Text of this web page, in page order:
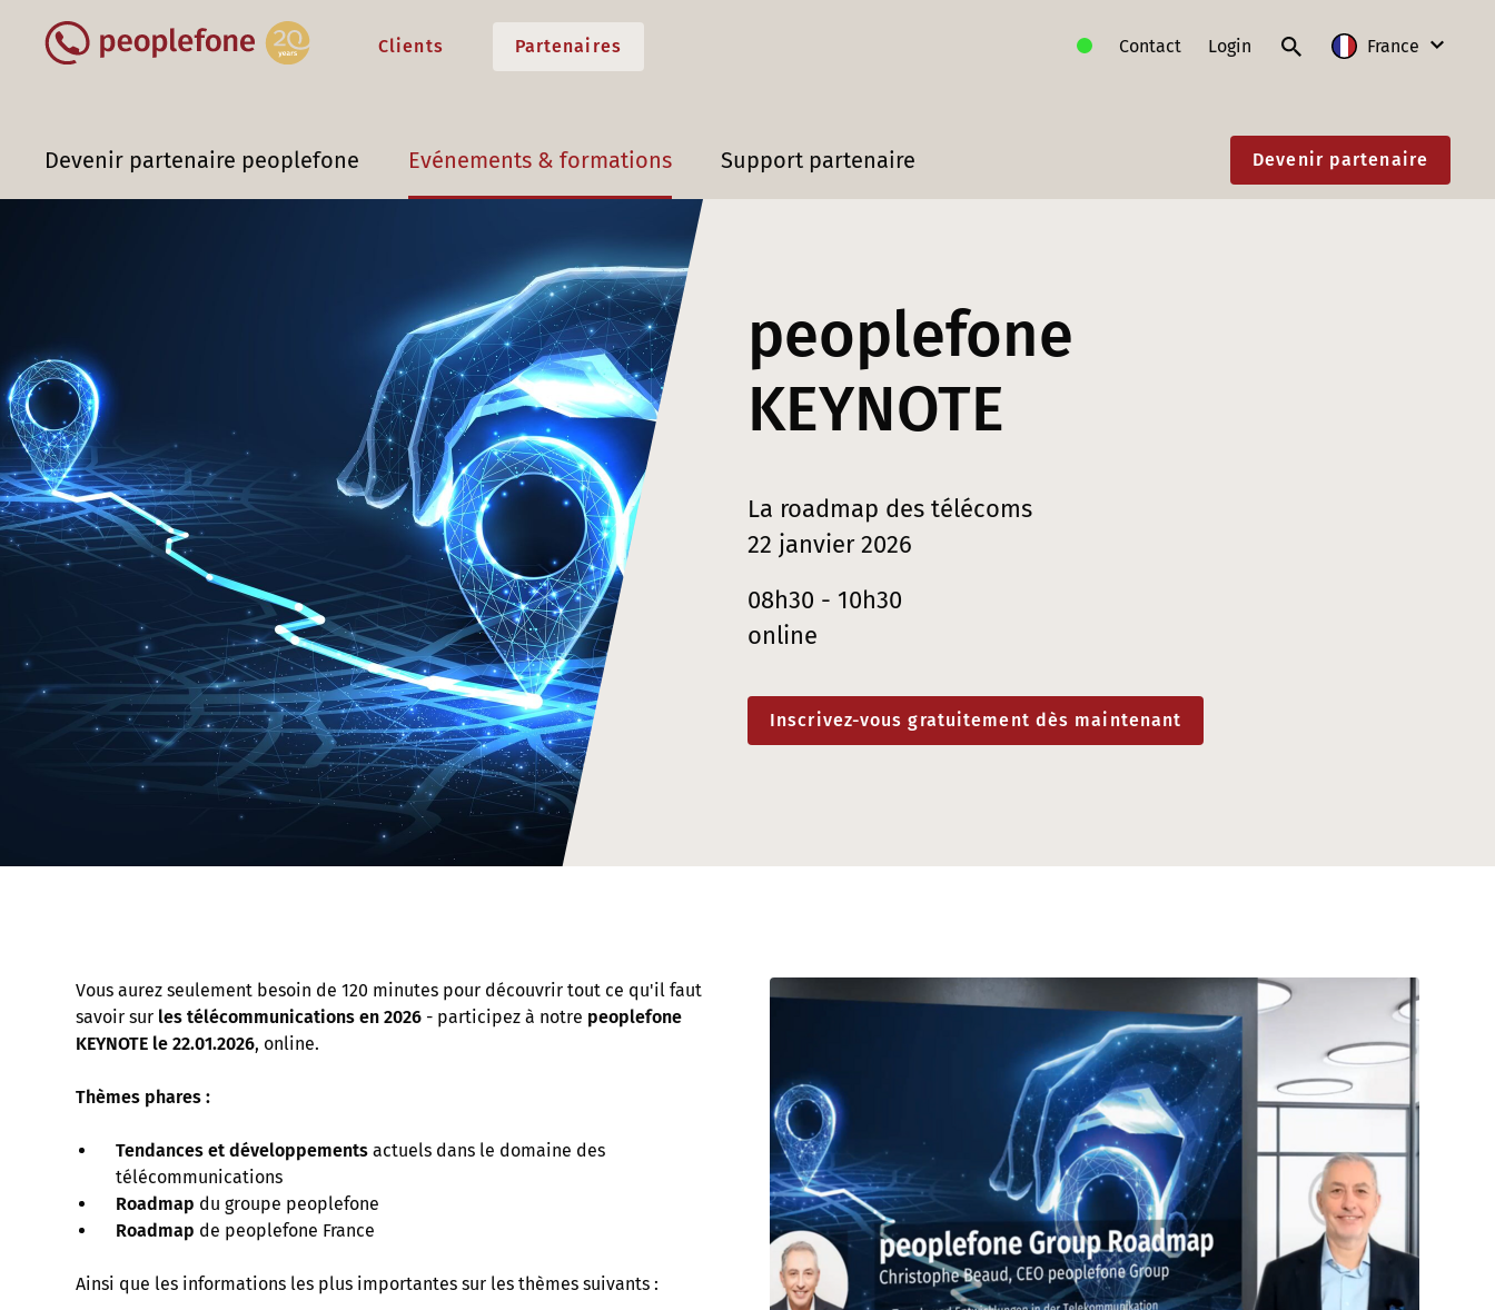
Clients Partenaires Contact Login France
Allemagne
Devenir partenaire peoplefone Evénements & formations Support partenaire Devenir partenaire
peoplefone
KEYNOTE
La roadmap des télécoms
22 janvier 2026
08h30 - 10h30
online
Inscrivez-vous gratuitement dès maintenant
Vous aurez seulement besoin de 120 minutes pour découvrir tout ce qu'il faut
savoir sur les télécommunications en 2026 - participez à notre peoplefone
KEYNOTE le 22.01.2026, online.
Thèmes phares :
Tendances et développements actuels dans le domaine des
télécommunications
Roadmap du groupe peoplefone
Roadmap de peoplefone France
Ainsi que les informations les plus importantes sur les thèmes suivants :